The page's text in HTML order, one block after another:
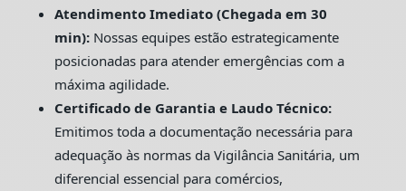
Atendimento Imediato (Chegada em 30
min):Nossas equipes estão estrategicamente
posicionadas para atender emergências com a
máxima agilidade.
Certificado de Garantia e Laudo Técnico:
Emitimos toda a documentação necessária para
adequação às normas da Vigilância Sanitária, um
diferencial essencial para comércios,